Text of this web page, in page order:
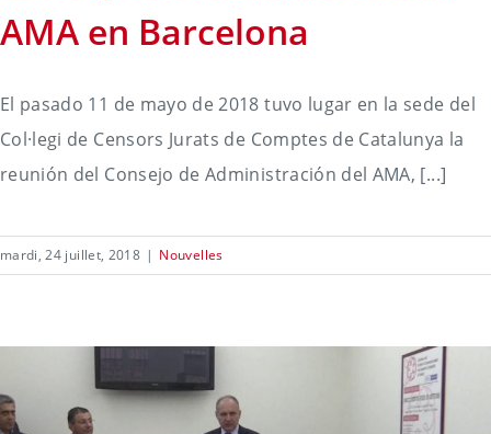
AMA en Barcelona
El pasado 11 de mayo de 2018 tuvo lugar en la sede del
Col·legi de Censors Jurats de Comptes de Catalunya la
reunión del Consejo de Administración del AMA, [...]
mardi, 24 juillet, 2018 | Nouvelles